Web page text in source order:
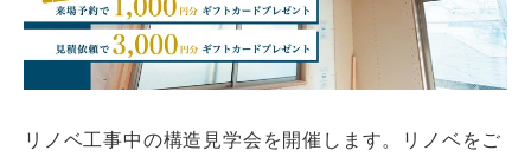
リノベ工事中の構造見学会を開催します。リノベをご